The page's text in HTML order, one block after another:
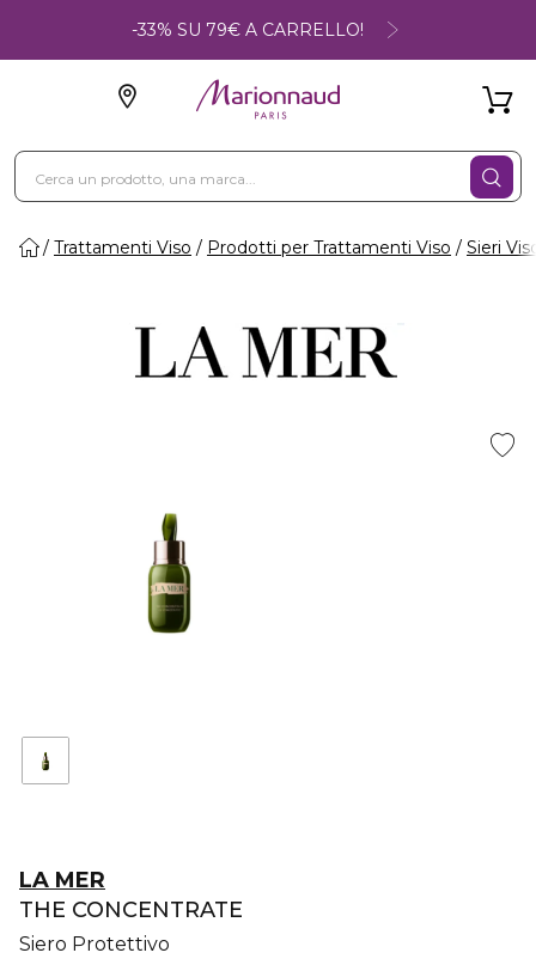
-33% SU 79€ A CARRELLO!
Trattamenti Viso Prodotti per Trattamenti Viso Sieri
LA MER
THE CONCENTRATE
Siero Protettivo